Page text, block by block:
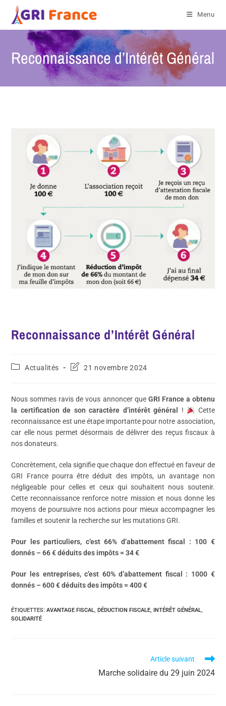
Menu
Reconnaissance d’Intérêt Général
Reconnaissance d’Intérêt Général
Actualités 21 novembre 2024
Nous sommes ravis de vous annoncer que GRI France a obtenu
la certification de son caractère d’intérêt général
!
Cette
reconnaissance est une étape importante pour notre association,
car elle nous permet désormais de délivrer des reçus fiscaux à
nos donateurs.
Concrètement, cela signifie que chaque don effectué en faveur de
GRI France pourra être déduit des impôts, un avantage non
négligeable pour celles et ceux qui souhaitent nous soutenir.
Cette reconnaissance renforce notre mission et nous donne les
moyens de poursuivre nos actions pour mieux accompagner les
familles et soutenir la recherche sur les mutations GRI.
Pour les particuliers, c’est 66% d’abattement fiscal : 100 €
donnés – 66 € déduits des impôts = 34 €
Pour les entreprises, c’est 60% d’abattement fiscal : 1000 €
donnés – 600 € déduits des impôts = 400 €
ÉTIQUETTES:AVANTAGE FISCAL, DÉDUCTION FISCALE, INTÉRÊT GÉNÉRAL,
SOLIDARITÉ
Article suivant
Marche solidaire du 29 juin 2024